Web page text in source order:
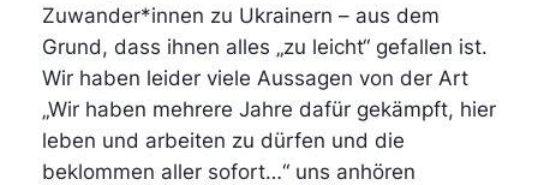
Zuwander*innen zu Ukrainern – aus dem
Grund, dass ihnen alles „zu leicht“ gefallen ist.
Wir haben leider viele Aussagen von der Art
„Wir haben mehrere Jahre dafür gekämpft, hier
leben und arbeiten zu dürfen und die
beklommen aller sofort…“ uns anhören